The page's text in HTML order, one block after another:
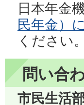
日本年金
民年金）
ください。
問い合
市民生活